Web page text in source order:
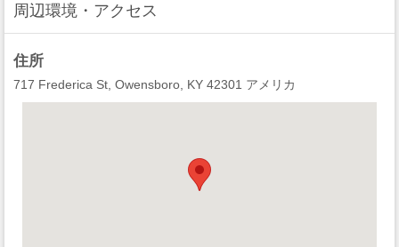
周辺環境・アクセス
住所
717 Frederica St, Owensboro, KY 42301 アメリカ